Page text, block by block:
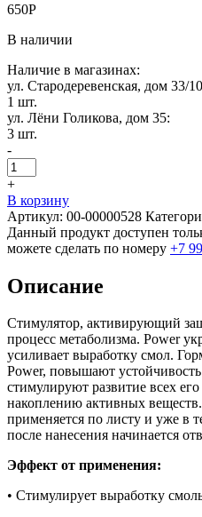
650Р
В наличии
Наличие в магазинах:
ул. Стародеревенская, дом 33/
1 шт.
ул. Лёни Голикова, дом 35:
3 шт.
-
+
В корзину
Артикул: 00-00000528
Данный продукт доступен
можете сделать по номеру +7
Описание
Стимулятор, активирующий
процесс метаболизма. Power
усиливает выработку смол.
Power, повышают
стимулируют развитие всех
накоплению активных
применяется по листу и уже в
после нанесения начинается
Эффект от применения:
• Стимулирует выработку